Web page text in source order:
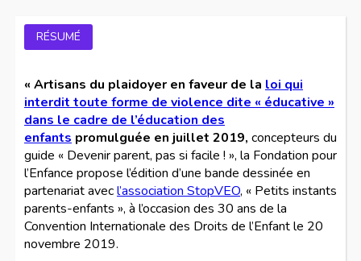
RÉSUMÉ
« Artisans du plaidoyer en faveur de la loi qui
interdit toute forme de violence dite « éducative »
dans le cadre de l’éducation des
enfants promulguée en juillet 2019, concepteurs du
guide « Devenir parent, pas si facile ! », la Fondation pour
l’Enfance propose l’édition d’une bande dessinée en
partenariat avecl’association StopVEO, « Petits instants
parents-enfants », à l’occasion des 30 ans de la
Convention Internationale des Droits de l’Enfant le 20
novembre 2019.